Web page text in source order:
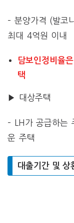
– 분양가격 (발코
최대 4억원 이내
담보인정비율
택
▶ 대상주택
– LH가 공급하는
운 주택
대출기간 및 상